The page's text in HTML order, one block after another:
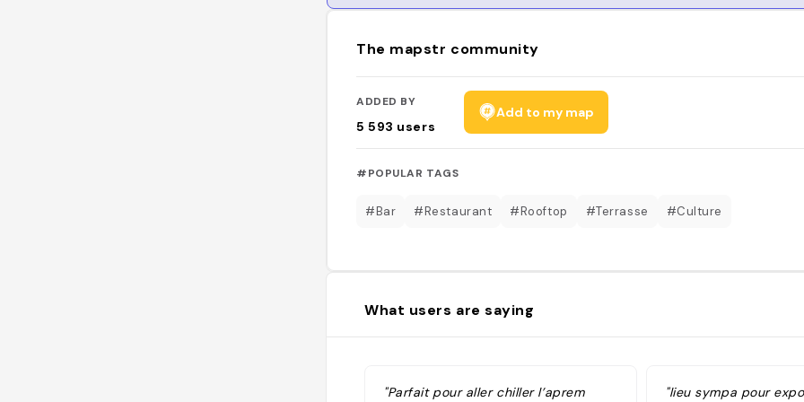
The mapstr community
ADDED BY
5 593 users
Add to my map
#POPULAR TAGS
#Bar #Restaurant #Rooftop #Terrasse #Culture
What users are saying
"Parfait pour aller chiller l’aprem
"lieu sympa pour